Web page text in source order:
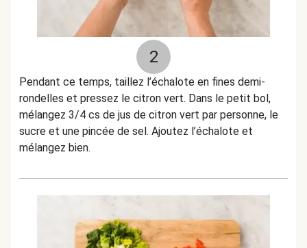
2
Pendant ce temps, taillez l’échalote en fines demi-
rondelles et pressez le citron vert. Dans le petit bol,
mélangez 3/4 cs de jus de citron vert par personne, le
sucre et une pincée de sel. Ajoutez l’échalote et
mélangez bien.